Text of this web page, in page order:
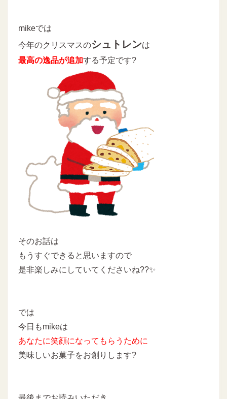
mikeでは
今年のクリスマスのシュトレンは
最高の逸品が追加する予定です?
そのお話は
もうすぐできると思いますので
是非楽しみにしていてくださいね??✨
では
今日もmikeは
あなたに笑顔になってもらうために
美味しいお菓子をお創りします?